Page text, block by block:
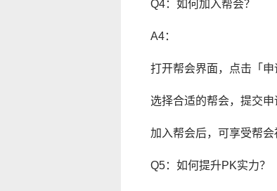
Q4：如何加入帮会？
A4：
打开帮会界面，点击「申
选择合适的帮会，提交申
加入帮会后，可享受帮会
Q5：如何提升PK实力？